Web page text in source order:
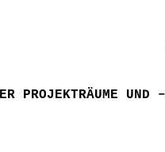
PROJEKTRÄUME